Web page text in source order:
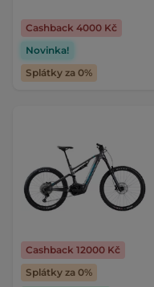
Cashback 4000 Kč
Novinka!
Splátky za 0%
Cashback 12000 Kč
Splátky za 0%